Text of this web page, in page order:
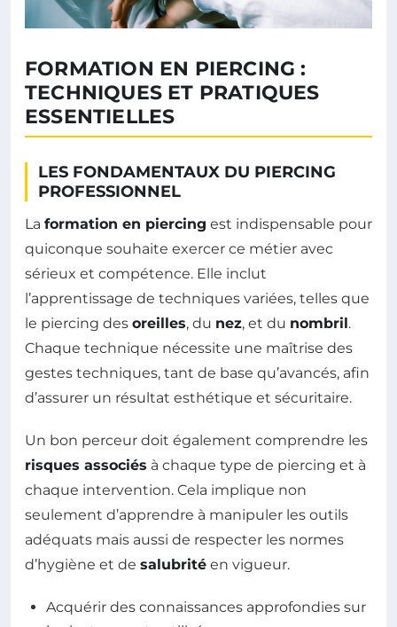
FORMATION EN PIERCING :
TECHNIQUES ET PRATIQUES
ESSENTIELLES
LES FONDAMENTAUX DU PIERCING
PROFESSIONNEL
La formation en piercing est indispensable pour
quiconque souhaite exercer ce métier avec
sérieux et compétence. Elle inclut
l’apprentissage de techniques variées, telles que
le piercing des oreilles, du nez, et du nombril.
Chaque technique nécessite une maîtrise des
gestes techniques, tant de base qu’avancés, afin
d’assurer un résultat esthétique et sécuritaire.
Un bon perceur doit également comprendre les
risques associés à chaque type de piercing et à
chaque intervention. Cela implique non
seulement d’apprendre à manipuler les outils
adéquats mais aussi de respecter les normes
d’hygiène et de salubrité en vigueur.
Acquérir des connaissances approfondies sur